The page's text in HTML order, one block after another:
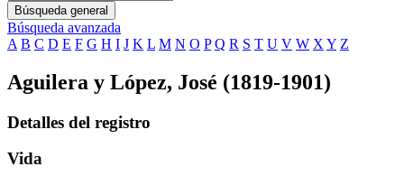
Búsqueda general
Búsqueda avanzada
A B C D E F G H I J K L M N O P Q R S T U V W X Y Z
Aguilera y López, José (1819-1901)
Detalles del registro
Vida